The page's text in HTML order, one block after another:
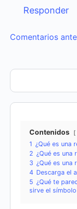
Responder
Comentarios
Contenidos
1 ¿Qué es una
2 ¿Qué es una
3 ¿Qué es una
4 Descarga el
5 ¿Qué te
sirve el